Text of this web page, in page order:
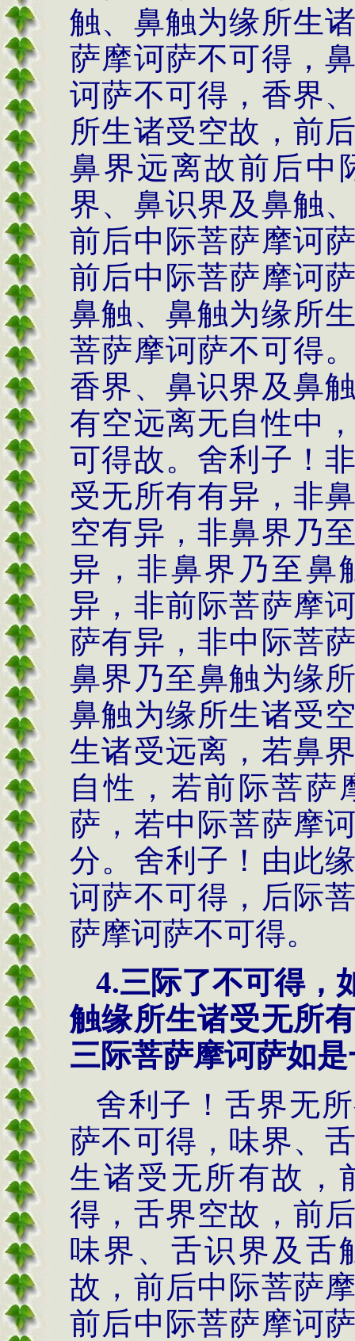
触、鼻触为缘所生
萨摩诃萨不可得，
诃萨不可得，香界
所生诸受空故，前
鼻界远离故前后中
界、鼻识界及鼻触
前后中际菩萨摩诃
前后中际菩萨摩诃
鼻触、鼻触为缘所
菩萨摩诃萨不可得
香界、鼻识界及鼻
有空远离无自性中
可得故。舍利子！
受无所有有异，非
空有异，非鼻界乃
异，非鼻界乃至鼻
异，非前际菩萨摩
萨有异，非中际菩
鼻界乃至鼻触为缘
鼻触为缘所生诸受
生诸受远离，若鼻
自性，若前际菩萨
萨，若中际菩萨摩
分。舍利子！由此
诃萨不可得，后际
萨摩诃萨不可得。
4.三际了不可得，
触缘所生诸受无所
三际菩萨摩诃萨如
舍利子！舌界无
萨不可得，味界、
生诸受无所有故，
得，舌界空故，前
味界、舌识界及舌
故，前后中际菩萨
前后中际菩萨摩诃